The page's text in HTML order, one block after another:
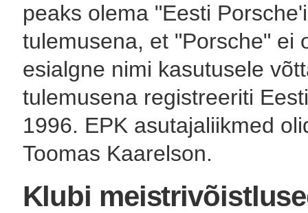
peaks olema "Eesti
tulemusena, et "Porsche" ei
esialgne nimi kasutusele
tulemusena registreeriti
1996. EPK asutajaliikmed
Toomas Kaarelson.
Klubi